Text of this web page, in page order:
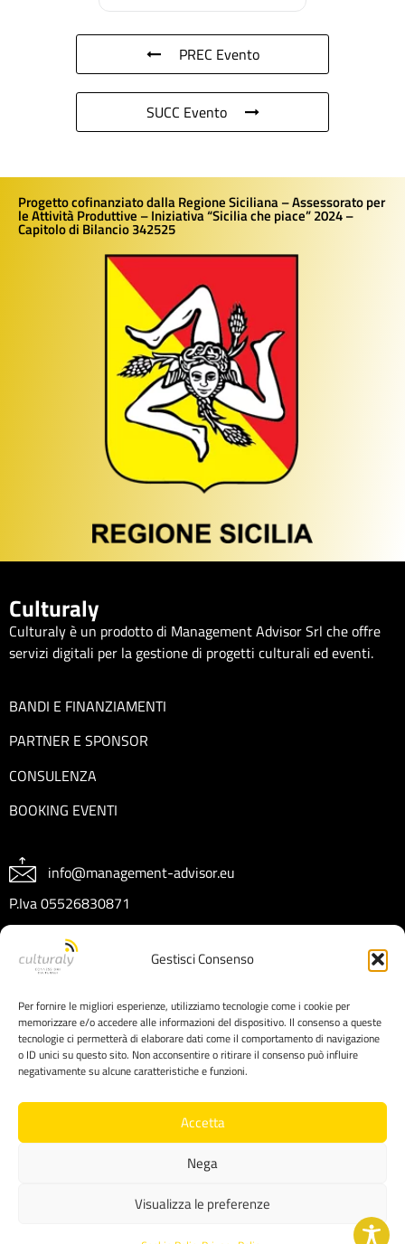
Gestisci Consenso
Per fornire le migliori esperienze, utilizziamo tecnologie come i cookie per
memorizzare e/o accedere alle informazioni del dispositivo. Il consenso a queste
tecnologie ci permetterà di elaborare dati come il comportamento di navigazione
o ID unici su questo sito. Non acconsentire o ritirare il consenso può influire
negativamente su alcune caratteristiche e funzioni.
Accetta
Nega
Visualizza le preferenze
PREC Evento
SUCC Evento
Progetto cofinanziato dalla Regione Siciliana – Assessorato per
le Attività Produttive – Iniziativa “Sicilia che piace” 2024 –
Capitolo di Bilancio 342525
Culturaly
Culturaly è un prodotto di Management Advisor Srl che offre
servizi digitali per la gestione di progetti culturali ed eventi.
BANDI E FINANZIAMENTI
PARTNER E SPONSOR
CONSULENZA
BOOKING EVENTI
info@management-advisor.eu
P.Iva 05526830871
REA CT404199
Capitale sociale € 10.000 I.V.
Copyright © 2025 Management Advisor srl